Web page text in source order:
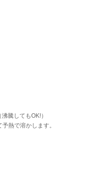
騰してもOK!）
熱で溶かします。